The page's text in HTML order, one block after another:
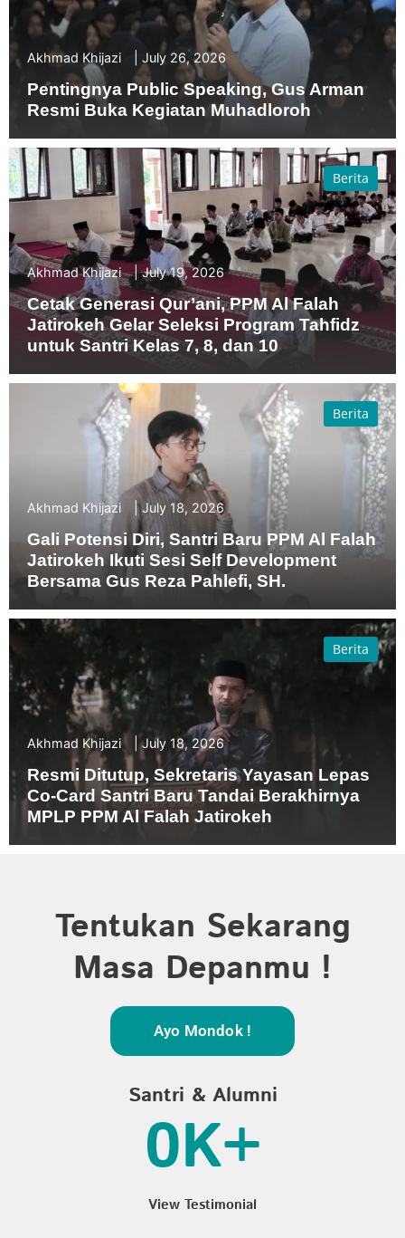
Akhmad Khijazi July 26, 2026
Pentingnya Public Speaking, Gus Arman
Resmi Buka Kegiatan Muhadloroh
Akhmad Khijazi July 19, 2026
Cetak Generasi Qur’ani, PPM Al Falah
Jatirokeh Gelar Seleksi Program Tahfidz
untuk Santri Kelas 7, 8, dan 10
Berita
Akhmad Khijazi July 18, 2026
Gali Potensi Diri, Santri Baru PPM Al Falah
Jatirokeh Ikuti Sesi Self Development
Bersama Gus Reza Pahlefi, SH.
Berita
Akhmad Khijazi July 18, 2026
Resmi Ditutup, Sekretaris Yayasan Lepas
Co-Card Santri Baru Tandai Berakhirnya
MPLP PPM Al Falah Jatirokeh
Berita
Tentukan Sekarang
Masa Depanmu !
Ayo Mondok !
Santri & Alumni
0K+
View Testimonial